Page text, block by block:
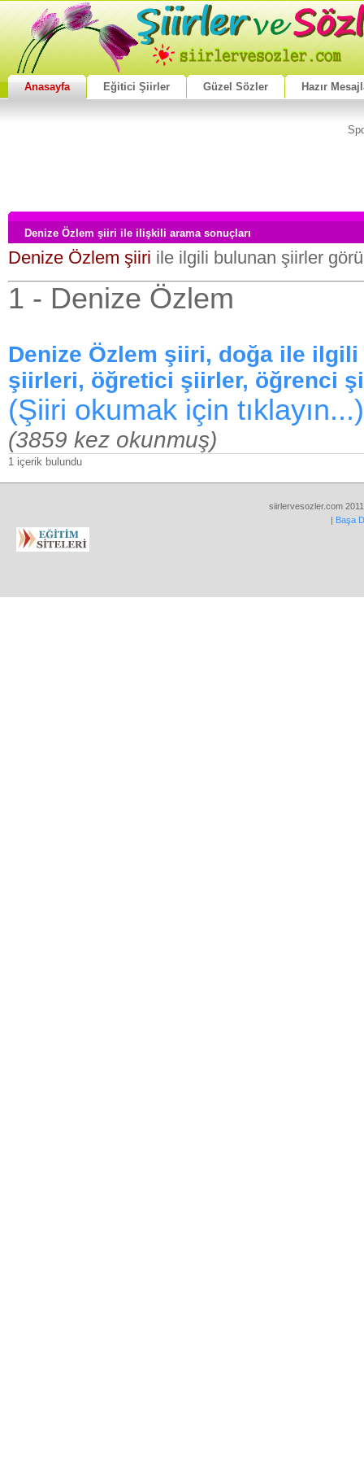
Anasayfa Eğitici Şiirler Güzel Sözler Hazır
Denize Özlem şiiri ile ilişkili arama sonuçları
Denize Özlem şiiri ile ilgili bulunan şiirler
1 - Denize Özlem
Denize Özlem şiiri, doğa ile
şiirleri, öğretici şiirler, öğrenci
(Şiiri okumak için tıklayın...)
(3859 kez okunmuş)
1 içerik bulundu
siirlervesozler.com
| Başa